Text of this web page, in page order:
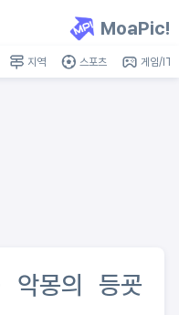
MoaPic!
지역 스포츠 게임/IT
악몽의 등굣